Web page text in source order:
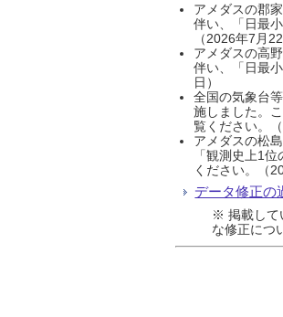
アメダスの郡
伴い、「日最
（2026年7月22
アメダスの高
伴い、「日最
日）
全国の気象台
施しました。
覧ください。
アメダスの松
「観測史上1
ください。（
データ修正の
※ 掲載して
な修正につ